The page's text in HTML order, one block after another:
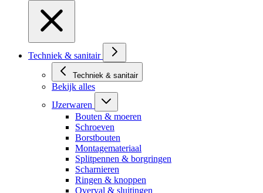
Techniek & sanitair
Techniek & sanitair
Bekijk alles
IJzerwaren
Bouten & moeren
Schroeven
Borstbouten
Montagemateriaal
Splitpennen & borgringen
Scharnieren
Ringen & knoppen
Overval & sluitingen